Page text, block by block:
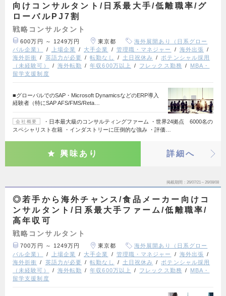
向けコンサルタント/日系最大手/低離職率/グ
ローバルPJ7割
戦略コンサルタント
600万円 ～ 1249万円 東京都
海外展開あり（日系グロー
バル企業）
上場企業 大手企業 管理職・マネジャー
海外出張
海外折衝
英語力が必要 転勤なし 土日祝休み
ポテンシャル採用
（未経験可）
海外転勤 年収600万以上 フレックス勤務
MBA・
留学支援制度
■グローバルでのSAP・Microsoft DynamicsなどのERP導入
経験者（特にSAP AFS/FMS/Reta…
会社概要
・日本最大級のコンサルティングファーム ・世界24拠点 6000名の
スペシャリスト在籍 ・インダストリーに圧倒的な強み ・評価…
興味あり 詳細へ
掲載期間 26/07/21～26/08/08
◎若手から海外チャンス/食品メーカー向けコ
ンサルタント/日系最大手ファーム/低離職率/
高年収可
戦略コンサルタント
700万円 ～ 1249万円 東京都
海外展開あり（日系グロー
バル企業）
上場企業 大手企業 管理職・マネジャー
海外出張
海外折衝
英語力が必要 転勤なし 土日祝休み
ポテンシャル採用
（未経験可）
海外転勤 年収600万以上 フレックス勤務
MBA・
留学支援制度